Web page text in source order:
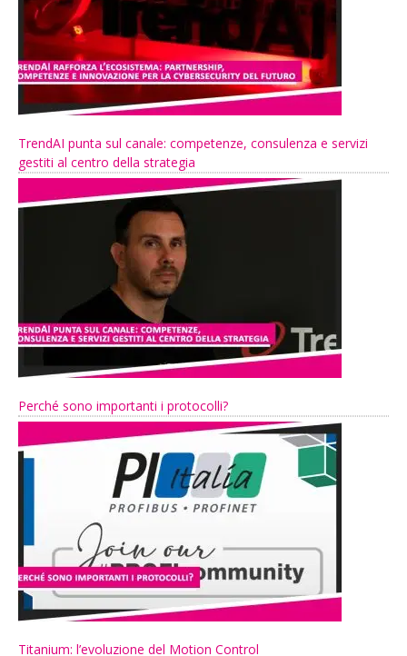
TrendAI punta sul canale: competenze, consulenza e servizi
gestiti al centro della strategia
Perché sono importanti i protocolli?
Titanium: l’evoluzione del Motion Control